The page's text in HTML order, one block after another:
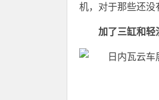
机，对于那些还没
加了三缸和